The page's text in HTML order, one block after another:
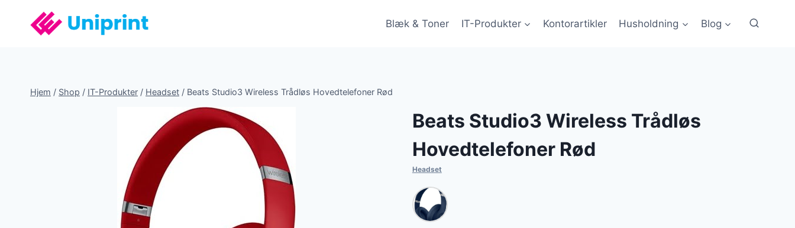
Blæk & Toner IT-Produkter Kontorartikler Husholdning Blog
Hjem / Shop / IT-Produkter / Headset / Beats Studio3 Wireless Trådløs Hovedtelefoner Rød
Beats Studio3 Wireless Trådløs
Hovedtelefoner Rød
Headset